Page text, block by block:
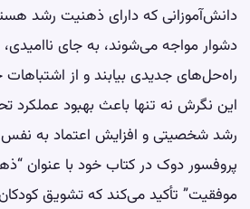
دانش‌آموزانی که دارای ذهنیت رشد
دشوار مواجه می‌شوند، به جای
راه‌حل‌های جدیدی بیابند و از
این نگرش نه تنها باعث بهبود عملکرد
رشد شخصیتی و افزایش اعتماد به
پروفسور دوک در کتاب خود با عنوان
موفقیت” تأکید می‌کند که تشویق